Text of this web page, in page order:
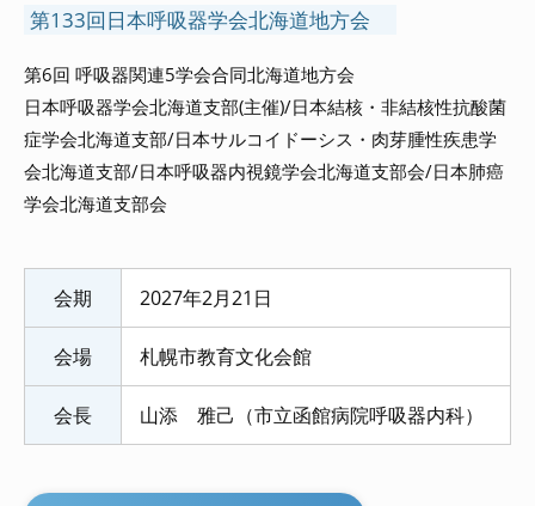
第133回日本呼吸器学会北海道地方会
第6回 呼吸器関連5学会合同北海道地方会
日本呼吸器学会北海道支部(主催)/日本結核・非結核性抗酸菌
症学会北海道支部/日本サルコイドーシス・肉芽腫性疾患学
会北海道支部/日本呼吸器内視鏡学会北海道支部会/日本肺癌
学会北海道支部会
会期 2027年2月21日
会場 札幌市教育文化会館
会長 山添 雅己（市立函館病院呼吸器内科）